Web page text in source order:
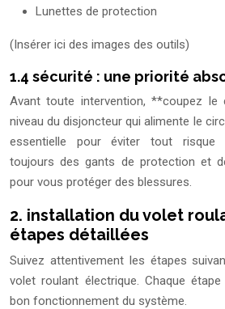
Lunettes de protection
(Insérer ici des images des outils)
1.4 sécurité : une priorité
Avant toute intervention, **coupez le
niveau du disjoncteur qui alimente le
essentielle pour éviter tout risque
toujours des gants de protection et
pour vous protéger des blessures.
2. installation du volet
étapes détaillées
Suivez attentivement les étapes
volet roulant électrique. Chaque
bon fonctionnement du système.